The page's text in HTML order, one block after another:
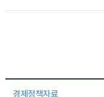
경제정책자료